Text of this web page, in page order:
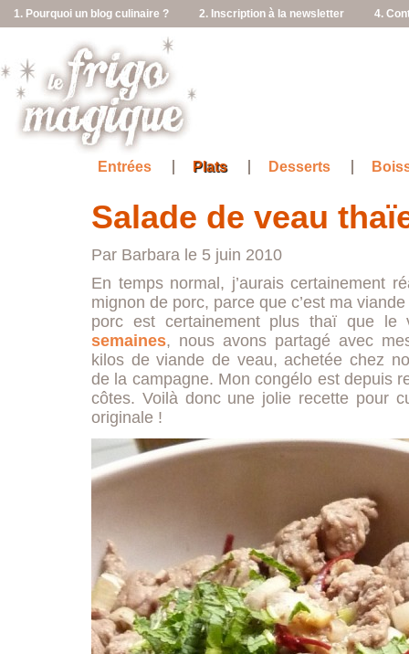
1. Pourquoi un blog culinaire ? 2. Inscription à la newsletter 4.
Entrées Plats Desserts
Salade de veau
Par Barbara le 5 juin 2010
En temps normal, j’aurais certainement
mignon de porc, parce que c’est ma
porc est certainement plus thaï que
semaines, nous avons partagé avec
kilos de viande de veau, achetée chez
de la campagne. Mon congélo est depuis
côtes. Voilà donc une jolie recette pour
originale !